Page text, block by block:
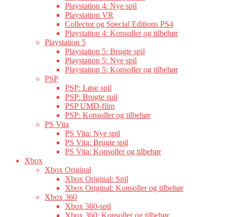
Playstation 4: Nye spil
Playstation VR
Collector og Special Editions PS4
Playstation 4: Konsoller og tilbehør
Playstation 5
Playstation 5: Brugte spil
Playstation 5: Nye spil
Playstation 5: Konsoller og tilbehør
PSP
PSP: Løse spil
PSP: Brugte spil
PSP UMD-film
PSP: Konsoller og tilbehør
PS Vita
PS Vita: Nye spil
PS Vita: Brugte spil
PS Vita: Konsoller og tilbehør
Xbox
Xbox Original
Xbox Original: Spil
Xbox Original: Konsoller og tilbehør
Xbox 360
Xbox 360-spil